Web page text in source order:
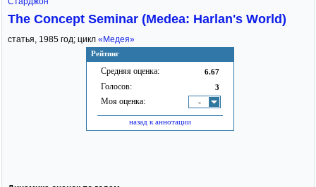
Рейтинг
Средняя оценка: 6.67
Голосов: 3
Моя оценка: -
назад к аннотации
The Concept Seminar (Medea: Harlan's World)
статья, 1985 год; цикл «Медея»